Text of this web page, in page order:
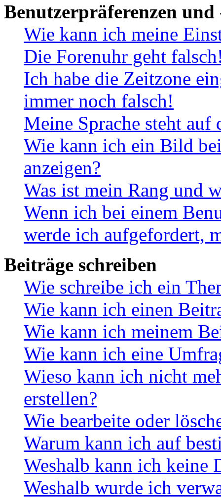
Benutzerpräferenzen und
Wie kann ich meine
Die Forenuhr geht
Ich habe die Zeitzone
immer noch falsch!
Meine Sprache steht
Wie kann ich ein Bild
anzeigen?
Was ist mein Rang und
Wenn ich bei einem
werde ich aufgefordert,
Beiträge schreiben
Wie schreibe ich ein
Wie kann ich einen
Wie kann ich meinem
Wie kann ich eine
Wieso kann ich nicht
erstellen?
Wie bearbeite oder
Warum kann ich auf
Weshalb kann ich keine
Weshalb wurde ich